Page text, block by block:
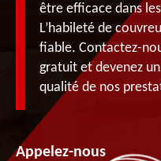
être efficace dans
L’habileté de
fiable. Contactez-
gratuit et devenez
qualité de nos
Appelez-nous